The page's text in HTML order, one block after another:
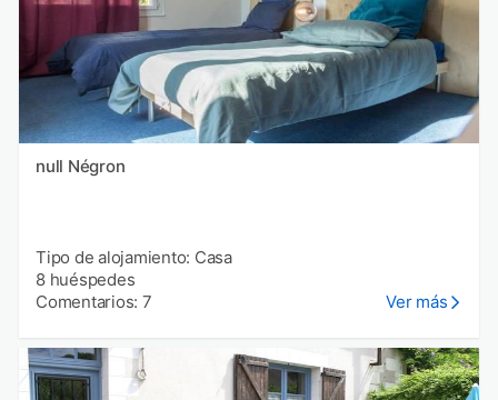
null Négron
Tipo de alojamiento: Casa
8 huéspedes
Comentarios: 7
Ver más